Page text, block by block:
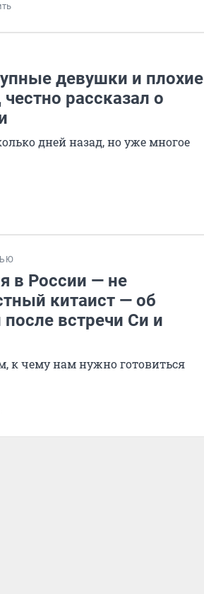
девушки и плохие
рассказал о
дней назад, но уже многое
в России — не
китаист — об
встречи Си и
к чему нам нужно готовиться